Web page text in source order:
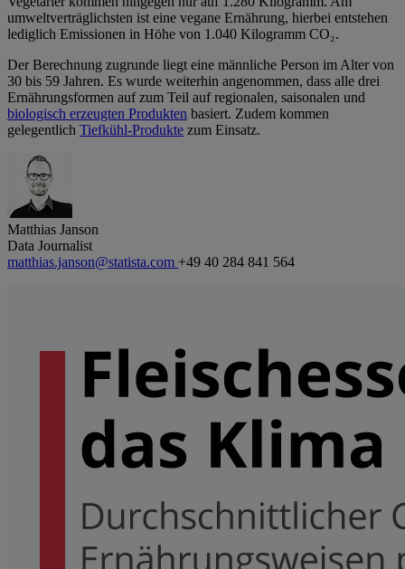
umweltverträglichsten ist eine vegane Ernährung, hierbei entstehen
lediglich Emissionen in Höhe von 1.040 Kilogramm CO₂.
Der Berechnung zugrunde liegt eine männliche Person im Alter von
30 bis 59 Jahren. Es wurde weiterhin angenommen, dass alle drei
Ernährungsformen auf zum Teil auf regionalen, saisonalen und
biologisch erzeugten Produkten basiert. Zudem kommen
gelegentlich Tiefkühl-Produkte zum Einsatz.
Matthias Janson
Data Journalist
matthias.janson@statista.com +49 40 284 841 564